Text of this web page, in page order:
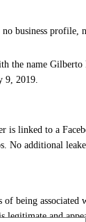
business profile,
the name Gilberto
9, 2019.
is linked to a
No additional
of being associated
and